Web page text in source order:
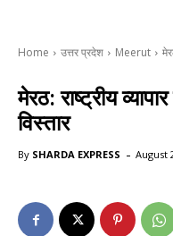
Home उत्तर प्रदेश Meerut
मेरठ: राष्ट्रीय
विस्तार
By SHARDA EXPRESS - August